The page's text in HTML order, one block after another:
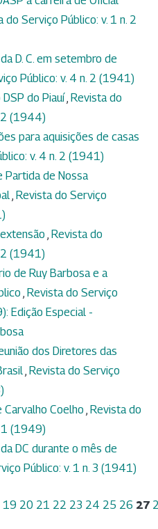
do Serviço Público: v. 1 n. 2
D. C. em setembro de
Público: v. 4 n. 2 (1941)
do Piauí, Revista do
2 (1944)
para aquisições de casas
v. 4 n. 2 (1941)
Partida de Nossa
, Revista do Serviço
, Revista do
2 (1941)
de Ruy Barbosa e a
, Revista do Serviço
Edição Especial -
dos Diretores das
, Revista do Serviço
Carvalho Coelho , Revista do
1 (1949)
DC durante o mês de
Público: v. 1 n. 3 (1941)
19 20 21 22 23 24 25 26 27